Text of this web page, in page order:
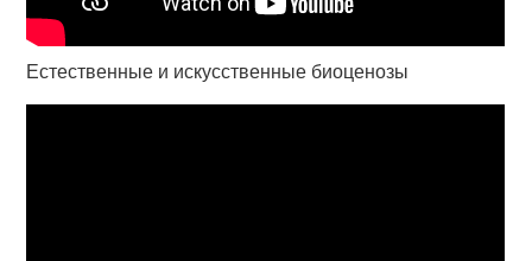
Естественные и искусственные биоценозы